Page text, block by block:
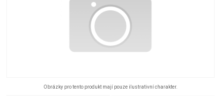
Obrázky pro tento produkt mají pouze ilustrativní charakter.